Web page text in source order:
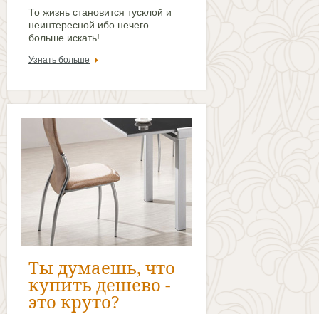
То жизнь становится тусклой и
неинтересной ибо нечего
больше искать!
Узнать больше
Ты думаешь, что
купить дешево -
это круто?